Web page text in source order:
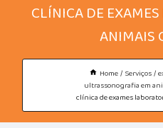
CLÍNICA DE
ANIMAIS
Home Serviços
ultrassonografia em
clínica de exames